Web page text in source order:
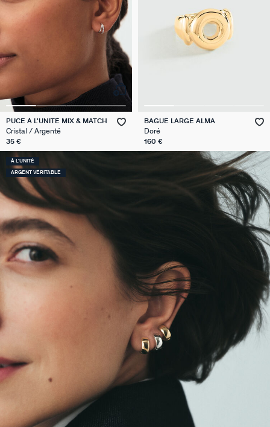
PUCE À L'UNITÉ MIX & MATCH
Cristal / Argenté
35 €
BAGUE LARGE ALMA
Doré
160 €
À L'UNITÉ
ARGENT VÉRITABLE